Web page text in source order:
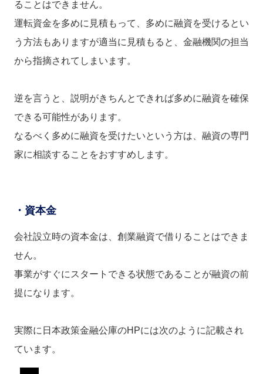
ることはできません。
運転資金を多めに見積もって、多めに融資を受けるとい
う方法もありますが適当に見積もると、金融機関の担当
から指摘されてしまいます。
逆を言うと、説明がきちんとできれば多めに融資を確保
できる可能性があります。
なるべく多めに融資を受けたいという方は、融資の専門
家に相談することをおすすめします。
・資本金
会社設立時の資本金は、創業融資で借りることはできま
せん。
事業がすぐにスタートできる状態であることが融資の前
提になります。
実際に日本政策金融公庫のHPには次のように記載され
ています。